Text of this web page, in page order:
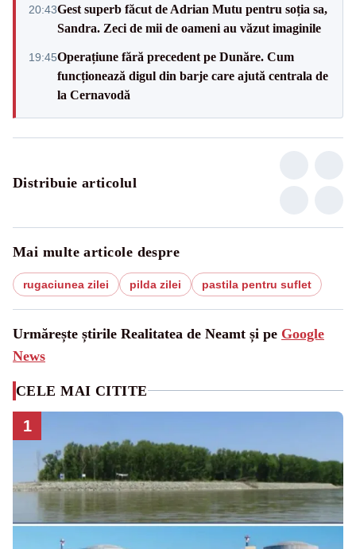
20:43Gest superb făcut de Adrian Mutu pentru soția sa,
Sandra. Zeci de mii de oameni au văzut imaginile
19:45Operațiune fără precedent pe Dunăre. Cum
funcționează digul din barje care ajută centrala de
la Cernavodă
Distribuie articolul
Mai multe articole despre
rugaciunea zilei pilda zilei pastila pentru suflet
Urmărește știrile Realitatea de Neamt și pe Google
News
CELE MAI CITITE
1